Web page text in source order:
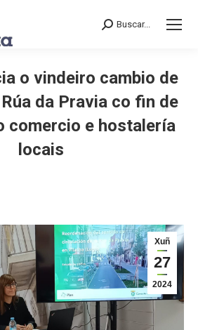
Search:
Buscar...
o vindeiro cambio de
da Pravia co fin de
comercio e hostalería
locais
Xuñ
27
2024